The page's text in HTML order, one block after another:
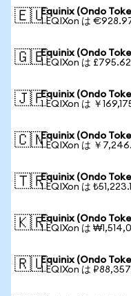
🇪🇺Equinix (Ondo
1 EQIXon は
🇬🇧Equinix (Ondo
1 EQIXon は
🇯🇵Equinix (Ondo
1 EQIXon は ￥
🇨🇳Equinix (Ondo
1 EQIXon は ￥
🇹🇷Equinix (Ondo
1 EQIXon は
🇰🇷Equinix (Ondo
1 EQIXon は
🇷🇺Equinix (Ondo
1 EQIXon は